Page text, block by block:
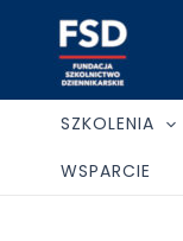
content
SZKOLENIA
WSPARCIE